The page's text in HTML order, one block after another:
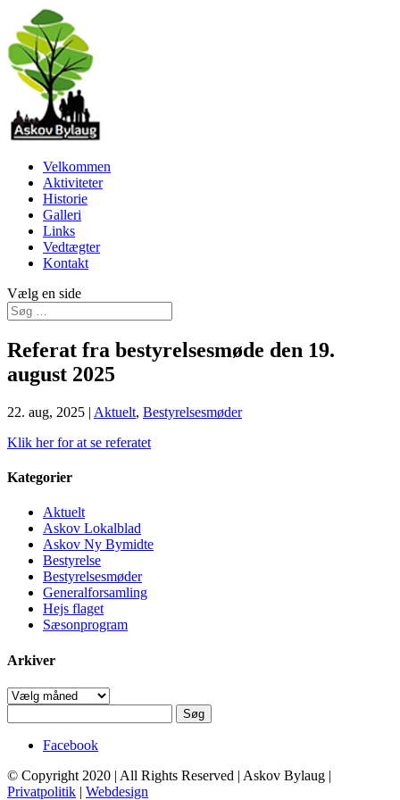
Velkommen
Aktiviteter
Historie
Galleri
Links
Vedtægter
Kontakt
Vælg en side
Referat fra bestyrelsesmøde den 19.
august 2025
22. aug, 2025 | Aktuelt, Bestyrelsesmøder
Klik her for at se referatet
Kategorier
Aktuelt
Askov Lokalblad
Askov Ny Bymidte
Bestyrelse
Bestyrelsesmøder
Generalforsamling
Hejs flaget
Sæsonprogram
Arkiver
Arkiver
efter:
Facebook
© Copyright 2020 | All Rights Reserved | Askov Bylaug |
Privatpolitik | Webdesign